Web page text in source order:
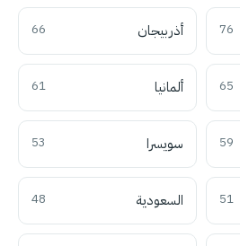
76 أذربيجان 66
65 ألمانيا 61
59 سويسرا 53
51 السعودية 48